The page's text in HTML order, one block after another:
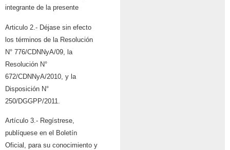
integrante de la presente
Articulo 2.- Déjase sin efecto
los términos de la Resolución
N° 776/CDNNyA/09, la
Resolución N°
672/CDNNyA/2010, y la
Disposición N°
250/DGGPP/2011.
Artículo 3.- Regístrese,
publíquese en el Boletín
Oficial, para su conocimiento y